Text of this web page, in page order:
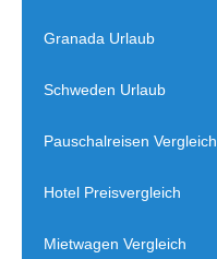
Granada Urlaub
Schweden Urlaub
Pauschalreisen Vergleich
Hotel Preisvergleich
Mietwagen Vergleich